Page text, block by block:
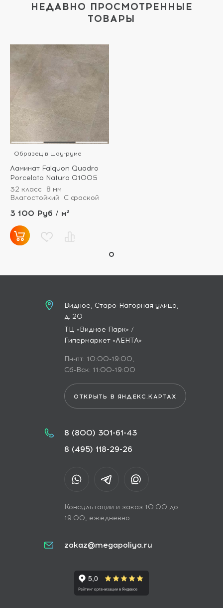
НЕДАВНО ПРОСМОТРЕННЫЕ
ТОВАРЫ
Образец в шоу-руме
Ламинат Falquon Quadro
Porcelato Naturo Q1005
32 класс
8 мм
Влагостойкий
С фаской
3 100 Руб / м²
Видное, Старо-Нагорная улица,
д. 20
ТЦ «Видное Парк» /
Гипермаркет «ЛЕНТА»
Пн-пт: 10:00-19:00,
Сб-Вск: 11:00-19:00
ОТКРЫТЬ В ЯНДЕКС.КАРТАХ
8 (800) 301-61-43
8 (495) 118-29-26
Консультации и заказ 10:00 до
19:00, ежедневно
zakaz@megapoliya.ru